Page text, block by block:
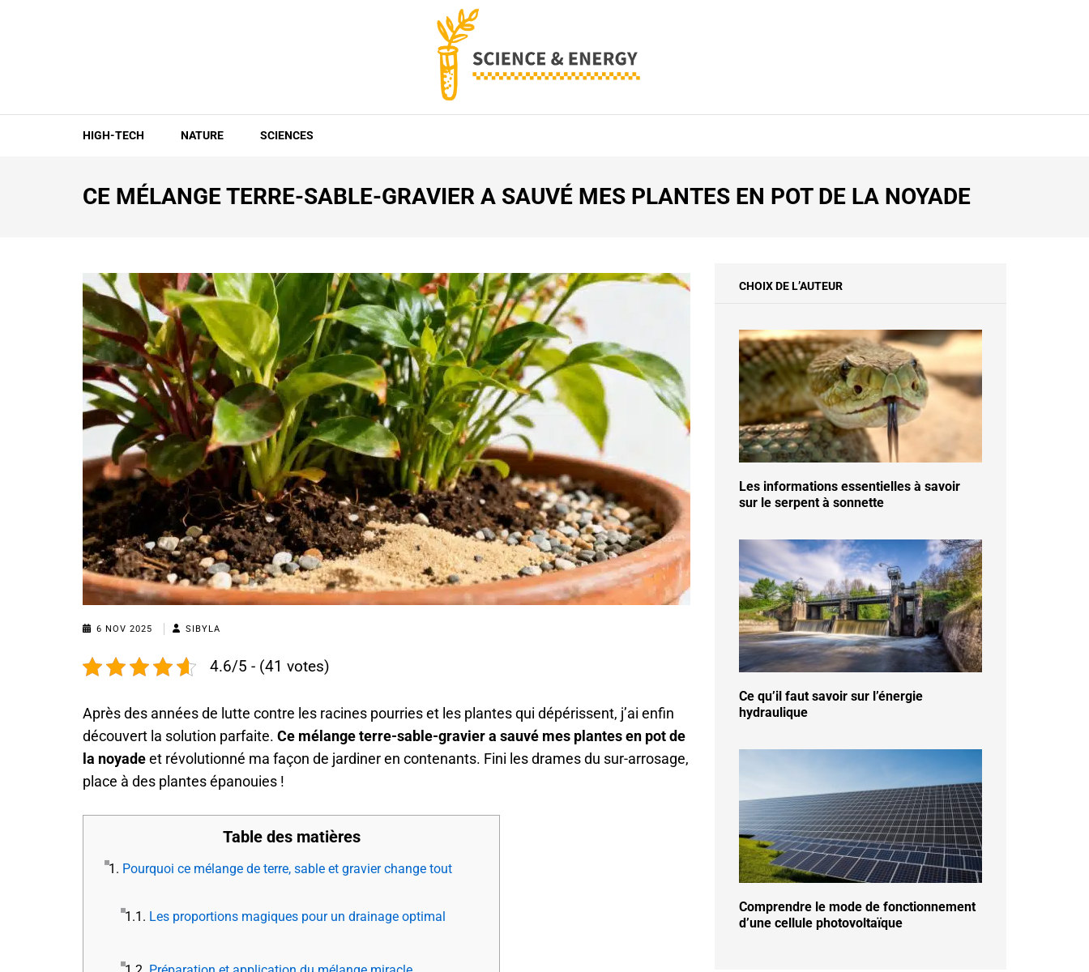
SCIENCE AND ENERGY
HIGH-TECH NATURE SCIENCES
CE MÉLANGE TERRE-SABLE-GRAVIER A SAUVÉ MES PLANTES EN POT DE LA NOYADE
6 NOV 2025 SIBYLA
4.6/5 - (41 votes)
Après des années de lutte contre les racines pourries et les plantes qui dépérissent, j’ai enfin
découvert la solution parfaite. Ce mélange terre-sable-gravier a sauvé mes plantes en pot de
la noyadeet révolutionné ma façon de jardiner en contenants. Fini les drames du sur-arrosage,
place à des plantes épanouies !
Table des matières
1. Pourquoi ce mélange de terre, sable et gravier change tout
1.1. Les proportions magiques pour un drainage optimal
CHOIX DE L’AUTEUR
Les informations essentielles à savoir
sur le serpent à sonnette
Ce qu’il faut savoir sur l’énergie
hydraulique
Comprendre le mode de fonctionnement
d’une cellule photovoltaïque